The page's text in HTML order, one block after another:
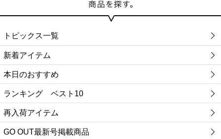
トピックス一覧
新着アイテム
本日のおすすめ
ランキング ベスト10
再入荷アイテム
GO OUT最新号掲載商品